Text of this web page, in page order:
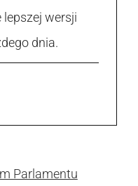
wersji
dnia.
Parlamentu